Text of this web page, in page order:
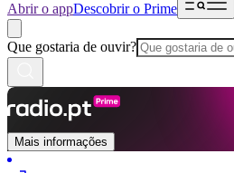
Abrir o appDescobrir o Prime
Que gostaria de ouvir?
Mais informações